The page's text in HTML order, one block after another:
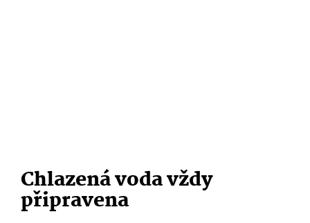
Chlazená voda vždy
připravena